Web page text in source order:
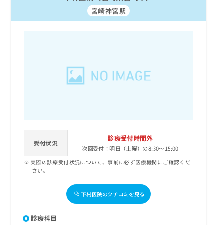
宮崎神宮駅
受付状況
診療受付時間外
次回受付：明日（土曜）の8:30～15:00
実際の診療受付状況について、事前に必ず医療機関にご確認くだ
さい。
下村医院のクチコミを見る
診療科目